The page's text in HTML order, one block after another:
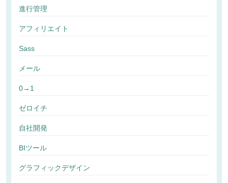
進行管理
アフィリエイト
Sass
メール
0→1
ゼロイチ
自社開発
BIツール
グラフィックデザイン